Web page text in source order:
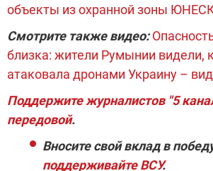
объекты из охранной зоны
Смотрите также видео:
близка: жители Румынии видели,
атаковала дронами Украину –
Поддержите журналистов "5
передовой.
Вносите свой вклад в
поддерживайте ВСУ.